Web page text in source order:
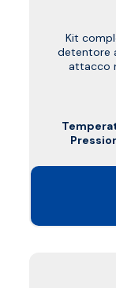
Kit
detentore
attacco